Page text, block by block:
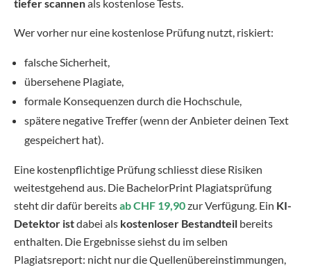
tiefer scannenals kostenlose Tests.
Wer vorher nur eine kostenlose Prüfung nutzt, riskiert:
falsche Sicherheit,
übersehene Plagiate,
formale Konsequenzen durch die Hochschule,
spätere negative Treffer (wenn der Anbieter deinen Text
gespeichert hat).
Eine kostenpflichtige Prüfung schliesst diese Risiken
weitestgehend aus. Die BachelorPrint Plagiatsprüfung
steht dir dafür bereitsab CHF 19,90zur Verfügung. Ein KI-
Detektor istdabei als kostenloser Bestandteil bereits
enthalten. Die Ergebnisse siehst du im selben
Plagiatsreport: nicht nur die Quellenübereinstimmungen,